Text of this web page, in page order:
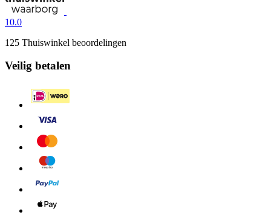
10.0
125 Thuiswinkel beoordelingen
Veilig betalen